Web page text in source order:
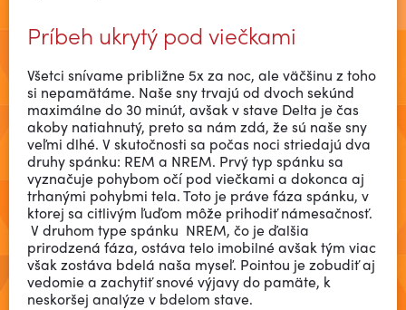
Príbeh ukrytý pod viečkami
Všetci snívame približne 5x za noc, ale väčšinu z toho
si nepamätáme. Naše sny trvajú od dvoch sekúnd
maximálne do 30 minút, avšak v stave Delta je čas
akoby natiahnutý, preto sa nám zdá, že sú naše sny
veľmi dlhé. V skutočnosti sa počas noci striedajú dva
druhy spánku: REM a NREM. Prvý typ spánku sa
vyznačuje pohybom očí pod viečkami a dokonca aj
trhanými pohybmi tela. Toto je práve fáza spánku, v
ktorej sa citlivým ľuďom môže prihodiť námesačnosť.
V druhom type spánku NREM, čo je ďalšia
prirodzená fáza, ostáva telo imobilné avšak tým viac
však zostáva bdelá naša myseľ. Pointou je zobudiť aj
vedomie a zachytiť snové výjavy do pamäte, k
neskoršej analýze v bdelom stave.